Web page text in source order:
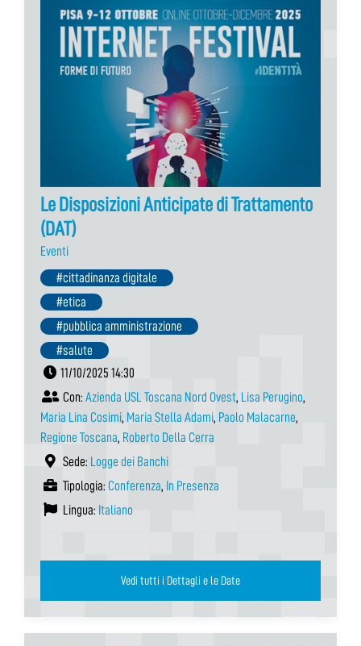
Le Disposizioni Anticipate di Trattamento
(DAT)
Eventi
#cittadinanza digitale
#etica
#pubblica amministrazione
#salute
11/10/2025 14:30
Con: Azienda USL Toscana Nord Ovest, Lisa Perugino,
Maria Lina Cosimi, Maria Stella Adami, Paolo Malacarne,
Regione Toscana, Roberto Della Cerra
Sede: Logge dei Banchi
Tipologia: Conferenza, In Presenza
Lingua: Italiano
Vedi tutti i Dettagli e le Date